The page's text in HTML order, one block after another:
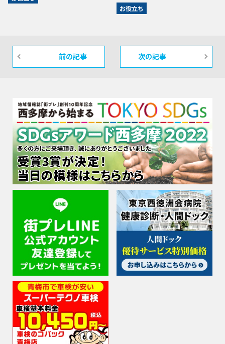
お役立ち
前の記事 次の記事